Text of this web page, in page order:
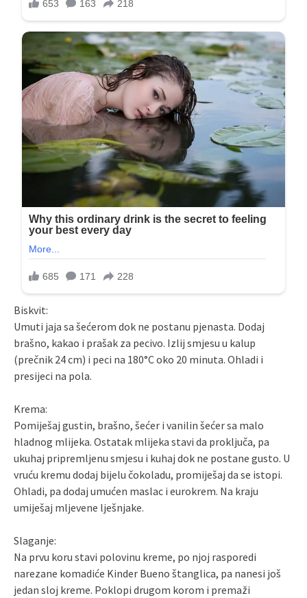
Biskvit:
Umuti jaja sa šećerom dok ne postanu pjenasta. Dodaj
brašno, kakao i prašak za pecivo. Izlij smjesu u kalup
(prečnik 24 cm) i peci na 180°C oko 20 minuta. Ohladi i
presijeci na pola.
Krema:
Pomiješaj gustin, brašno, šećer i vanilin šećer sa malo
hladnog mlijeka. Ostatak mlijeka stavi da proključa, pa
ukuhaj pripremljenu smjesu i kuhaj dok ne postane gusto. U
vruću kremu dodaj bijelu čokoladu, promiješaj da se istopi.
Ohladi, pa dodaj umućen maslac i eurokrem. Na kraju
umiješaj mljevene lješnjake.
Slaganje:
Na prvu koru stavi polovinu kreme, po njoj rasporedi
narezane komadiće Kinder Bueno štanglica, pa nanesi još
jedan sloj kreme. Poklopi drugom korom i premaži